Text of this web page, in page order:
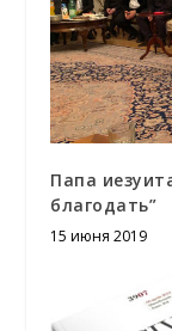
Папа
благодать”
15 июня 2019